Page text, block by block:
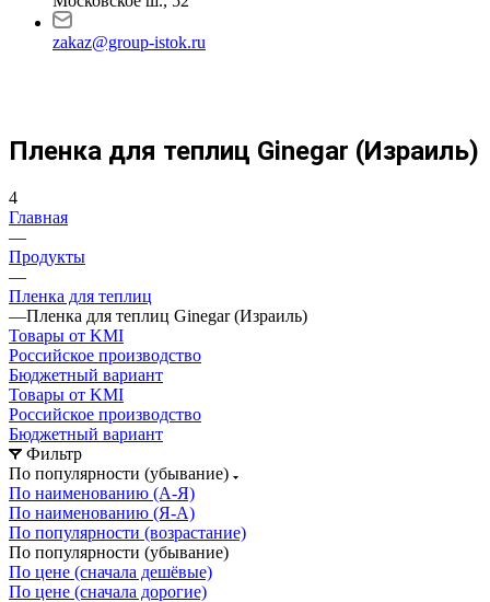
zakaz@group-istok.ru
Пленка для теплиц Ginegar (Израиль)
4
Главная
—
Продукты
—
Пленка для теплиц
—Пленка для теплиц Ginegar (Израиль)
Товары от KMI
Российское производство
Бюджетный вариант
Товары от KMI
Российское производство
Бюджетный вариант
Фильтр
По популярности (убывание)
По наименованию (А-Я)
По наименованию (Я-А)
По популярности (возрастание)
По популярности (убывание)
По цене (сначала дешёвые)
По цене (сначала дорогие)